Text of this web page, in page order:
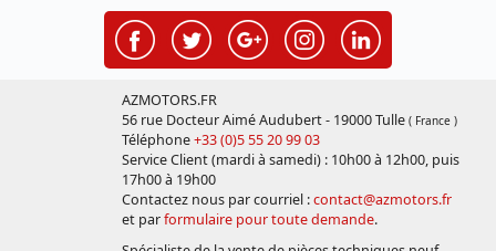
AZMOTORS.FR
56 rue Docteur Aimé Audubert - 19000 Tulle ( France )
Téléphone+33 (0)5 55 20 99 03
Service Client (mardi à samedi) : 10h00 à 12h00, puis
17h00 à 19h00
Contactez nous par courriel :contact@azmotors.fr
et parformulaire pour toute demande.